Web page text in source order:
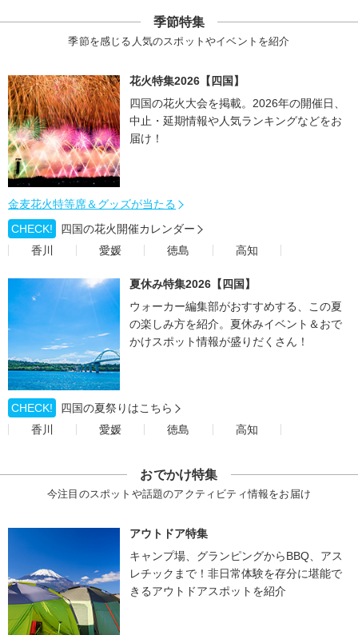
季節特集
季節を感じる人気のスポットやイベントを紹介
花火特集2026【四国】
四国の花火大会を掲載。2026年の開催日、
中止・延期情報や人気ランキングなどをお
届け！
金麦花火特等席＆グッズが当たる
CHECK!
四国の花火開催カレンダー
香川
愛媛 徳島 高知
夏休み特集2026【四国】
ウォーカー編集部がおすすめする、この夏
の楽しみ方を紹介。夏休みイベント＆おで
かけスポット情報が盛りだくさん！
CHECK!
四国の夏祭りはこちら
香川
愛媛 徳島 高知
おでかけ特集
今注目のスポットや話題のアクティビティ情報をお届け
アウトドア特集
キャンプ場、グランピングからBBQ、アス
レチックまで！非日常体験を存分に堪能で
きるアウトドアスポットを紹介